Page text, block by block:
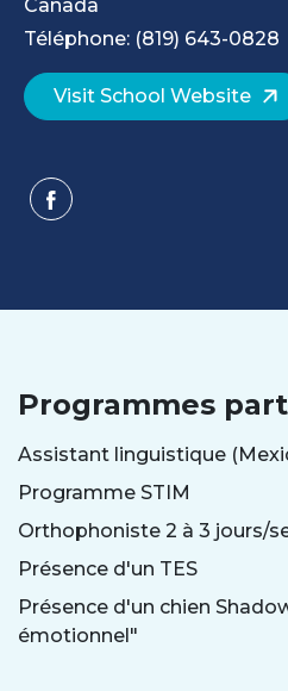
Canada
Téléphone: (819) 643-0828
Visit School Website
Programmes
Assistant linguistique
Programme STIM
Orthophoniste 2 à 3 jours/
Présence d'un TES
Présence d'un chien
émotionnel"